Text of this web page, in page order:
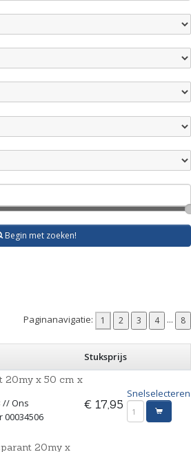
Begin met zoeken!
Paginanavigatie: ...
Stuksprijs
20my x 50 cm x
// Ons
€ 17,95
Snelselecteren
20my x